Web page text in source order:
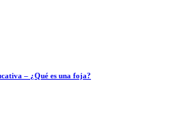
– ¿Qué es una foja?